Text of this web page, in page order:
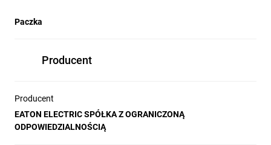
Paczka
Producent
Producent
EATON ELECTRIC SPÓŁKA Z OGRANICZONĄ
ODPOWIEDZIALNOŚCIĄ